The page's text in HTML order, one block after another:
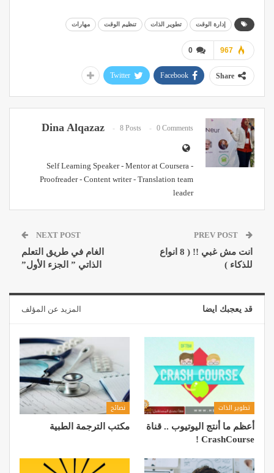
إدارة الوقت تطوير الذات تنظيم الوقت مهارات
0 967
Share
Facebook
Twitter
Dina Alqazaz 8 Posts 0 Comments
Self Learning Speaker - Mentor at Coursera -
Proofreader - Content writer - Translation team
leader
انت مش غبي !! ( 8 انواع
للذكاء )
NEXT POST
الغام في طريق التعلم
الذاتي ” الجزء الأول”
قد يعجبك ايضا المزيد عن المؤلف
تطوير الذات
أعظم ما أنتج اليوتيوب .. قناة
CrashCourse !
نصائح
مكتب الترجمة الطبية